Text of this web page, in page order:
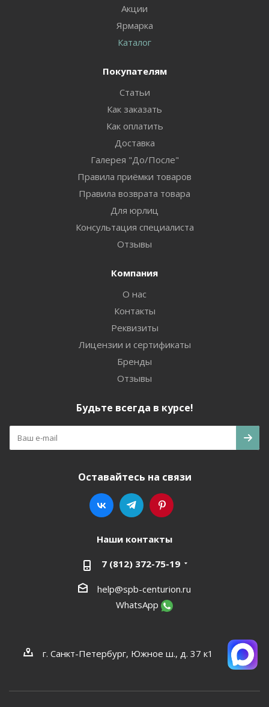
Акции
Ярмарка
Каталог
Покупателям
Статьи
Как заказать
Как оплатить
Доставка
Галерея "До/После"
Правила приёмки товаров
Правила возврата товара
Для юрлиц
Консультация специалиста
Отзывы
Компания
О нас
Контакты
Реквизиты
Лицензии и сертификаты
Бренды
Отзывы
Будьте всегда в курсе!
Оставайтесь на связи
Наши контакты
7 (812) 372-75-19
help@spb-centurion.ru
WhatsApp
г. Санкт-Петербург, Южное ш., д. 37 к1